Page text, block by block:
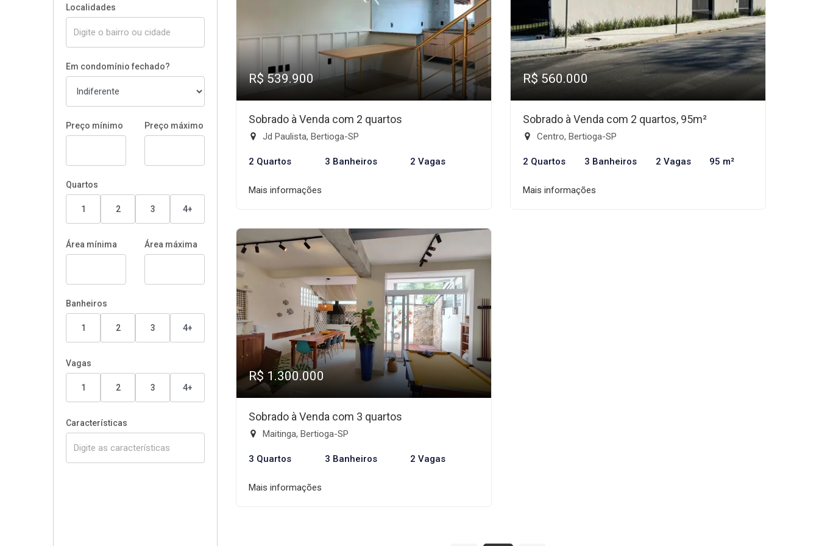
Localidades
Em condomínio fechado?
Preço mínimo Preço máximo
Quartos
1 2 3 4+
Área mínima Área máxima
Banheiros
1 2 3 4+
Vagas
1 2 3 4+
Características
R$ 539.900
Sobrado à Venda com 2 quartos
Jd Paulista, Bertioga-SP
2 Quartos 3 Banheiros 2 Vagas
Mais informações
R$ 560.000
Sobrado à Venda com 2 quartos, 95m²
Centro, Bertioga-SP
2 Quartos 3 Banheiros 2 Vagas 95 m²
Mais informações
R$ 1.300.000
Sobrado à Venda com 3 quartos
Maitinga, Bertioga-SP
3 Quartos 3 Banheiros 2 Vagas
Mais informações